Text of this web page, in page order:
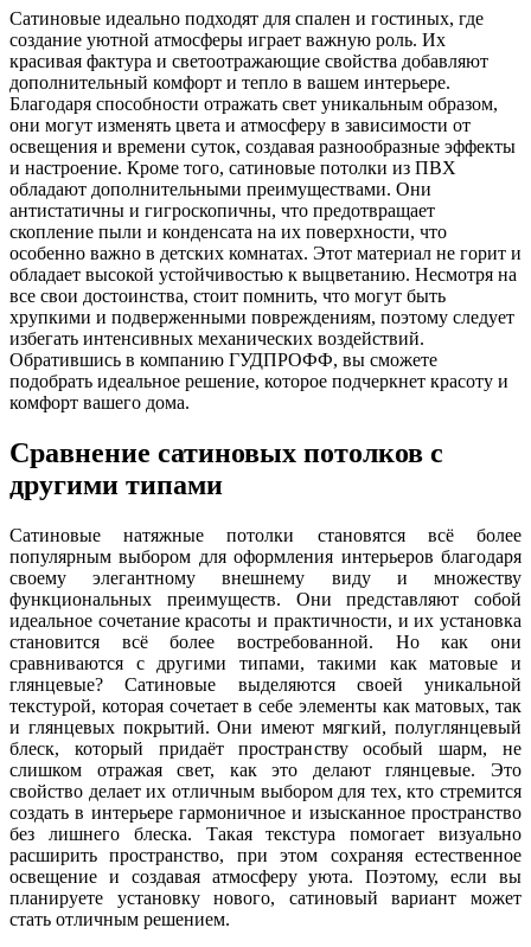
Сатиновые идеально подходят для спален и гостиных, где
создание уютной атмосферы играет важную роль. Их
красивая фактура и светоотражающие свойства добавляют
дополнительный комфорт и тепло в вашем интерьере.
Благодаря способности отражать свет уникальным образом,
они могут изменять цвета и атмосферу в зависимости от
освещения и времени суток, создавая разнообразные эффекты
и настроение. Кроме того, сатиновые потолки из ПВХ
обладают дополнительными преимуществами. Они
антистатичны и гигроскопичны, что предотвращает
скопление пыли и конденсата на их поверхности, что
особенно важно в детских комнатах. Этот материал не горит и
обладает высокой устойчивостью к выцветанию. Несмотря на
все свои достоинства, стоит помнить, что могут быть
хрупкими и подверженными повреждениям, поэтому следует
избегать интенсивных механических воздействий.
Обратившись в компанию ГУДПРОФФ, вы сможете
подобрать идеальное решение, которое подчеркнет красоту и
комфорт вашего дома.
Сравнение сатиновых потолков с
другими типами
Сатиновые натяжные потолки становятся всё более
популярным выбором для оформления интерьеров благодаря
своему элегантному внешнему виду и множеству
функциональных преимуществ. Они представляют собой
идеальное сочетание красоты и практичности, и их установка
становится всё более востребованной. Но как они
сравниваются с другими типами, такими как матовые и
глянцевые? Сатиновые выделяются своей уникальной
текстурой, которая сочетает в себе элементы как матовых, так
и глянцевых покрытий. Они имеют мягкий, полуглянцевый
блеск, который придаёт пространству особый шарм, не
слишком отражая свет, как это делают глянцевые. Это
свойство делает их отличным выбором для тех, кто стремится
создать в интерьере гармоничное и изысканное пространство
без лишнего блеска. Такая текстура помогает визуально
расширить пространство, при этом сохраняя естественное
освещение и создавая атмосферу уюта. Поэтому, если вы
планируете установку нового, сатиновый вариант может
стать отличным решением.